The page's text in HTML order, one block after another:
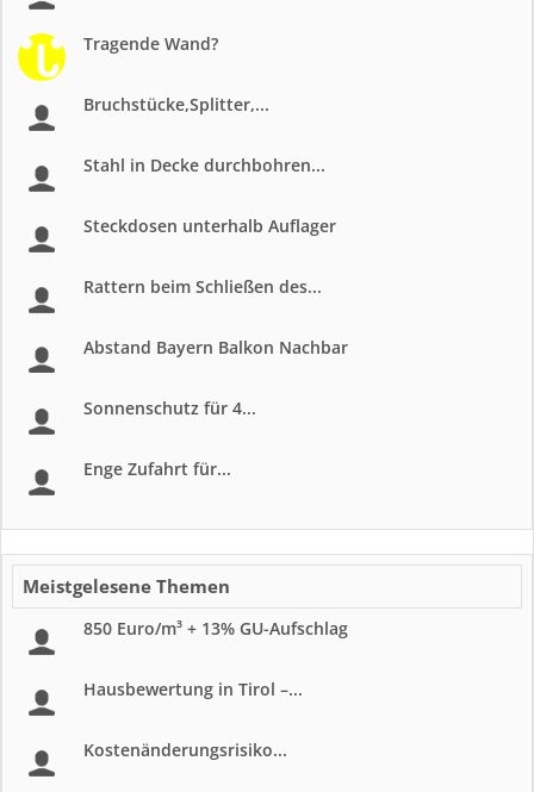
Tragende Wand?
Bruchstücke,Splitter,...
Stahl in Decke durchbohren...
Steckdosen unterhalb Auflager
Rattern beim Schließen des...
Abstand Bayern Balkon Nachbar
Sonnenschutz für 4...
Enge Zufahrt für...
Meistgelesene Themen
850 Euro/m³ + 13% GU-Aufschlag
Hausbewertung in Tirol –...
Kostenänderungsrisiko...